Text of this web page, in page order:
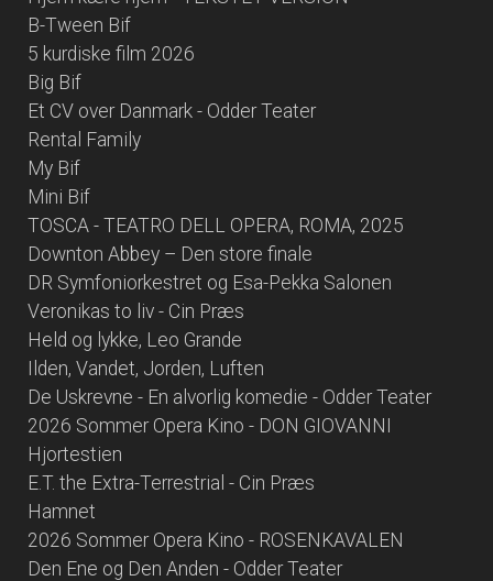
B-Tween Bif
5 kurdiske film 2026
Big Bif
Et CV over Danmark - Odder Teater
Rental Family
My Bif
Mini Bif
TOSCA - TEATRO DELL OPERA, ROMA, 2025
Downton Abbey – Den store finale
DR Symfoniorkestret og Esa-Pekka Salonen
Veronikas to liv - Cin Præs
Held og lykke, Leo Grande
Ilden, Vandet, Jorden, Luften
De Uskrevne - En alvorlig komedie - Odder Teater
2026 Sommer Opera Kino - DON GIOVANNI
Hjortestien
E.T. the Extra-Terrestrial - Cin Præs
Hamnet
2026 Sommer Opera Kino - ROSENKAVALEN
Den Ene og Den Anden - Odder Teater